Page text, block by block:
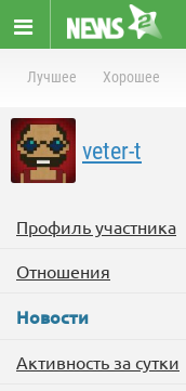
Лучшее Хорошее
veter-t
Профиль участника
Отношения
Новости
Активность за сутки